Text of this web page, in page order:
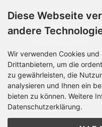
Geschäftskunden
Über OCTO IT
Sitemap
PARTNER
Diese Webseite
andere
Wir verwenden Cookies
Drittanbietern, um die
zu gewährleisten, die
analysieren und Ihnen ein
bieten zu können. Weitere
Datenschutzerklärung.